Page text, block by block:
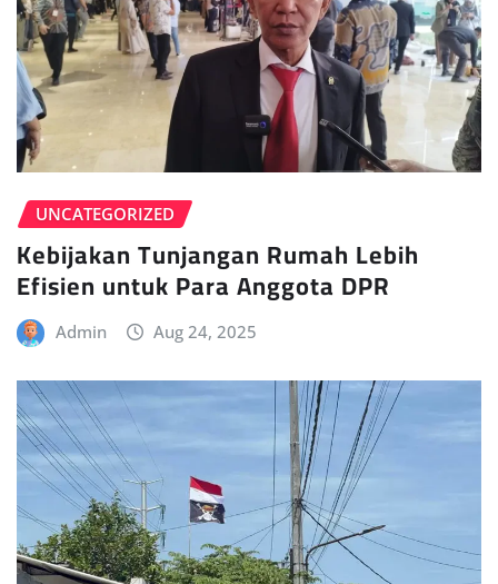
UNCATEGORIZED
Kebijakan Tunjangan Rumah Lebih
Efisien untuk Para Anggota DPR
Admin Aug 24, 2025